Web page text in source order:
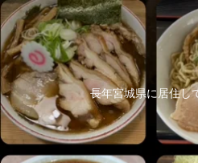
長年宮城県に居住し